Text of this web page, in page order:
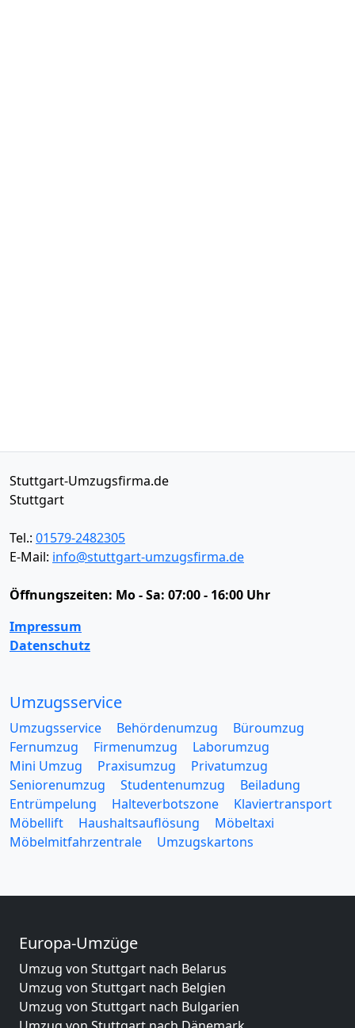
Stuttgart-Umzugsfirma.de
Stuttgart
Tel.: 01579-2482305
E-Mail: info@stuttgart-umzugsfirma.de
Öffnungszeiten: Mo - Sa: 07:00 - 16:00 Uhr
Impressum
Datenschutz
Umzugsservice
Umzugsservice Behördenumzug
Büroumzug
Fernumzug
Firmenumzug
Laborumzug
Mini Umzug
Praxisumzug
Privatumzug
Seniorenumzug
Studentenumzug
Beiladung
Entrümpelung
Halteverbotszone
Klaviertransport
Möbellift
Haushaltsauflösung
Möbeltaxi
Möbelmitfahrzentrale
Umzugskartons
Europa-Umzüge
Umzug von Stuttgart nach Belarus
Umzug von Stuttgart nach Belgien
Umzug von Stuttgart nach Bulgarien